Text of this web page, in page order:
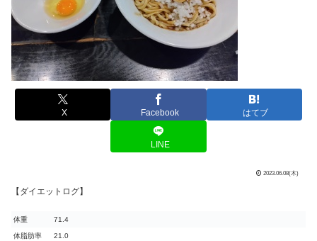
X Facebook はてブ
LINE
2023.06.08(木)
【ダイエットログ】
体重 71.4
体脂肪率 21.0